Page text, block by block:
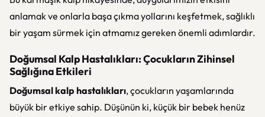
anlamak ve onlarla başa çıkma yollarını keşfetmek, sağlıklı
bir yaşam sürmek için atmamız gereken önemli adımlardır.
Doğumsal Kalp Hastalıkları: Çocukların Zihinsel
Sağlığına Etkileri
Doğumsal kalp hastalıkları, çocukların yaşamlarında
büyük bir etkiye sahip. Düşünün ki, küçük bir bebek henüz